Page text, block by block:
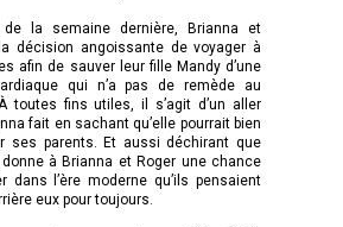
de la semaine dernière, Brianna et
décision angoissante de voyager à
afin de sauver leur fille Mandy d’une
qui n’a pas de remède au
toutes fins utiles, il s’agit d’un aller
fait en sachant qu’elle pourrait bien
ses parents. Et aussi déchirant que
à Brianna et Roger une chance
dans l’ère moderne qu’ils pensaient
eux pour toujours.